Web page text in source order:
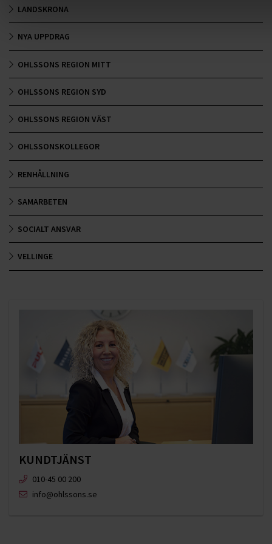
LANDSKRONA
NYA UPPDRAG
OHLSSONS REGION MITT
OHLSSONS REGION SYD
OHLSSONS REGION VÄST
OHLSSONSKOLLEGOR
RENHÅLLNING
SAMARBETEN
SOCIALT ANSVAR
VELLINGE
KUNDTJÄNST
010-45 00 200​
info@ohlssons.se